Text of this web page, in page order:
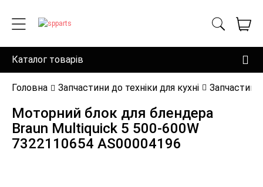
Каталог товарів
Головна Запчастини до техніки для кухні
Моторний блок для блендера
Braun Multiquick 5 500-600W
7322110654 AS00004196